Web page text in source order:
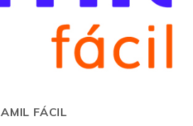
AMIL FÁCIL